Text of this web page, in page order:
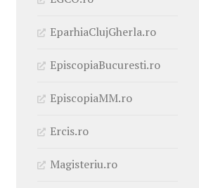
EparhiaClujGherla.ro
EpiscopiaBucuresti.ro
EpiscopiaMM.ro
Ercis.ro
Magisteriu.ro